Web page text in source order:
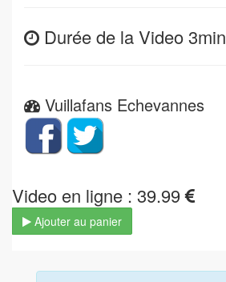
Durée de la Video
Vuillafans Echevannes
Video en ligne : 39.99
Ajouter au panier